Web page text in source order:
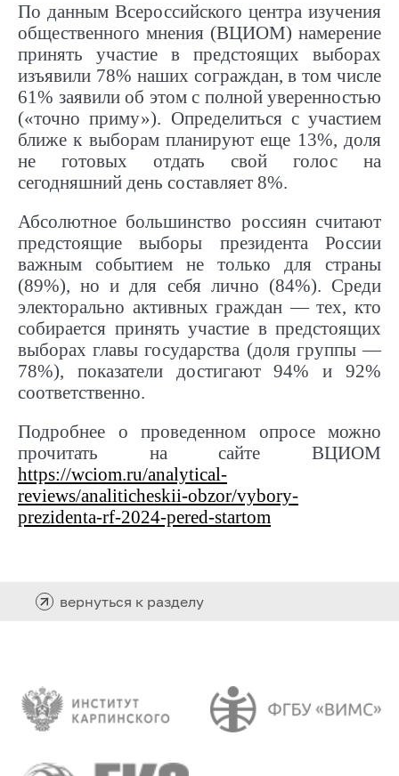
По данным Всероссийского центра изучения
общественного мнения (ВЦИОМ) намерение
принять участие в предстоящих выборах
изъявили 78% наших сограждан, в том числе
61% заявили об этом с полной уверенностью
(«точно приму»). Определиться с участием
ближе к выборам планируют еще 13%, доля
не готовых отдать свой голос на
сегодняшний день составляет 8%.
Абсолютное большинство россиян считают
предстоящие выборы президента России
важным событием не только для страны
(89%), но и для себя лично (84%). Среди
электорально активных граждан — тех, кто
собирается принять участие в предстоящих
выборах главы государства (доля группы —
78%), показатели достигают 94% и 92%
соответственно.
Подробнее о проведенном опросе можно
прочитать на сайте ВЦИОМ
https://wciom.ru/analytical-
reviews/analiticheskii-obzor/vybory-
prezidenta-rf-2024-pered-startom
вернуться к разделу